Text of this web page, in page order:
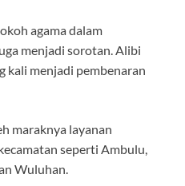
agama dalam
menjadi sorotan. Alibi
kali menjadi pembenaran
maraknya layanan
seperti Ambulu,
Wuluhan.